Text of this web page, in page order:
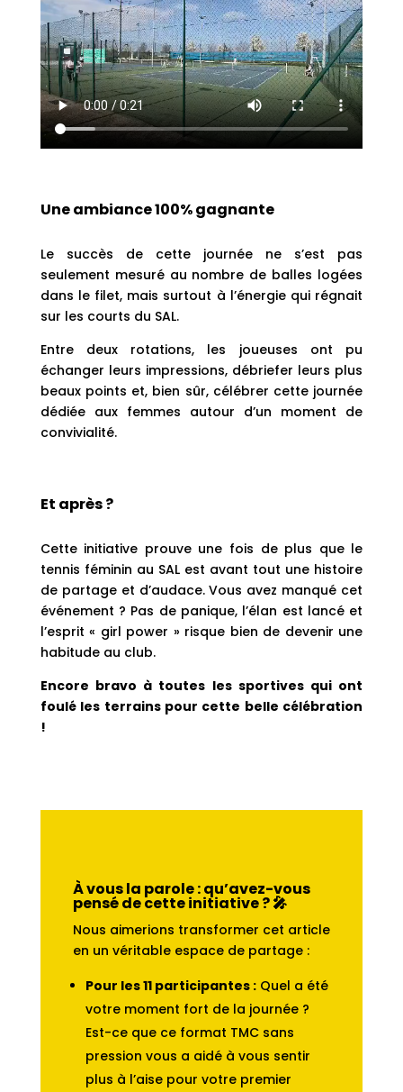
Une ambiance 100% gagnante
Le succès de cette journée ne s’est pas
seulement mesuré au nombre de balles logées
dans le filet, mais surtout à l’énergie qui régnait
sur les courts du SAL.
Entre deux rotations, les joueuses ont pu
échanger leurs impressions, débriefer leurs plus
beaux points et, bien sûr, célébrer cette journée
dédiée aux femmes autour d’un moment de
convivialité.
Et après ?
Cette initiative prouve une fois de plus que le
tennis féminin au SAL est avant tout une histoire
de partage et d’audace. Vous avez manqué cet
événement ? Pas de panique, l’élan est lancé et
l’esprit « girl power » risque bien de devenir une
habitude au club.
Encore bravo à toutes les sportives qui ont
foulé les terrains pour cette belle célébration
!
À vous la parole : qu’avez-vous
pensé de cette initiative ? 🎤
Nous aimerions transformer cet article
en un véritable espace de partage :
Pour les 11 participantes :Quel a été
votre moment fort de la journée ?
Est-ce que ce format TMC sans
pression vous a aidé à vous sentir
plus à l’aise pour votre premier